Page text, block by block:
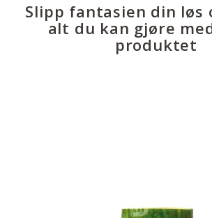
Slipp fantasien din løs
alt du kan gjøre
produktet